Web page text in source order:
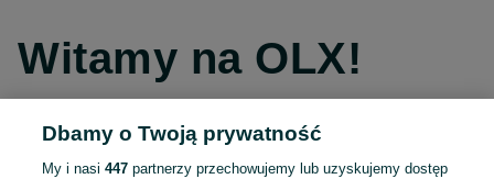
Witamy na OLX!
Kontynuuj przez Facebooka
Dbamy o Twoją prywatność
My i nasi447 partnerzy przechowujemy lub uzyskujemy dostęp